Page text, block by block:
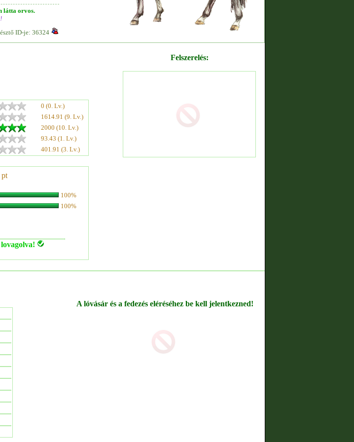
látta orvos.
ID-je: 36324
0 (0. Lv.)
1614.91 (9. Lv.)
2000 (10. Lv.)
93.43 (1. Lv.)
401.91 (3. Lv.)
pt
100%
100%
Felszerelés:
A lóvásár és a fedezés eléréséhez be kell jelentkezned!